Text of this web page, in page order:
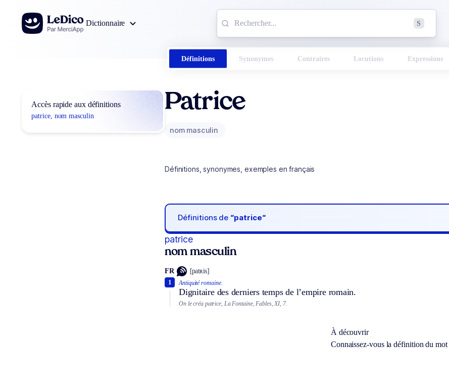
Aller au contenu
Dictionnaire
S
Définitions Synonymes Contraires Locutions Expressions
Accès rapide aux définitions
patrice, nom masculin
Patrice
nom masculin
Définitions, synonymes, exemples en français
Définitions de “patrice“
patrice
nom masculin
FR [patʀis]
Antiquité romaine.
Dignitaire des derniers temps de l’empire romain.
1
On le créa patrice, La Fontaine, Fables, XI, 7.
À découvrir
Connaissez-vous la définition du mot